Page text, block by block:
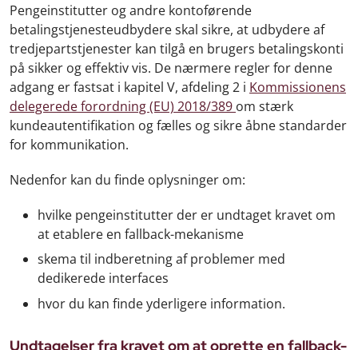
Pengeinstitutter og andre kontoførende
betalingstjenesteudbydere skal sikre, at udbydere af
tredjepartstjenester kan tilgå en brugers betalingskonti
på sikker og effektiv vis. De nærmere regler for denne
adgang er fastsat i kapitel V, afdeling 2 i Kommissionens
delegerede forordning (EU) 2018/389 om stærk
kundeautentifikation og fælles og sikre åbne standarder
for kommunikation.
Nedenfor kan du finde oplysninger om:
hvilke pengeinstitutter der er undtaget kravet om
at etablere en fallback-mekanisme
skema til indberetning af problemer med
dedikerede interfaces
hvor du kan finde yderligere information.
Undtagelser fra kravet om at oprette en fallback-